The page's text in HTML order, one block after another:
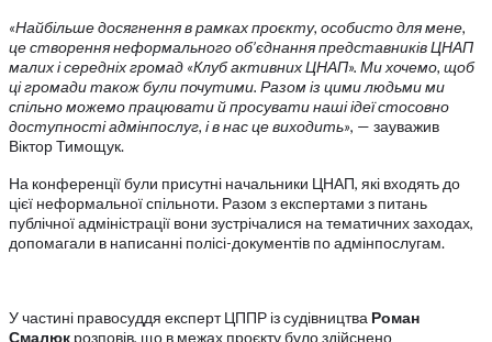
«Найбільше досягнення в рамках проєкту, особисто для мене,
це створення неформального об’єднання представників ЦНАП
малих і середніх громад «Клуб активних ЦНАП». Ми хочемо, щоб
ці громади також були почутими. Разом із цими людьми ми
спільно можемо працювати й просувати наші ідеї стосовно
доступності адмінпослуг, і в нас це виходить», — зауважив
Віктор Тимощук.
На конференції були присутні начальники ЦНАП, які входять до
цієї неформальної спільноти. Разом з експертами з питань
публічної адміністрації вони зустрічалися на тематичних заходах,
допомагали в написанні полісі-документів по адмінпослугам.
У частині правосуддя експерт ЦППР із судівництва Роман
Смалюк розповів, що в межах проєкту було здійснено